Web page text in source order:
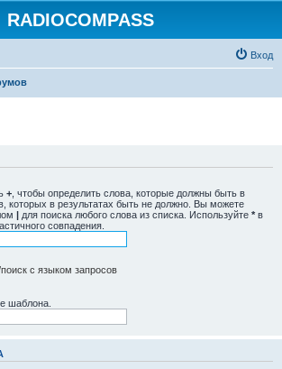
RADIOCOMPASS
Вход
+ , чтобы определить слова, которые должны быть в
которых в результатах быть не должно. Вы можете
| для поиска любого слова из списка. Используйте * в
совпадения.
с языком запросов
шаблона.